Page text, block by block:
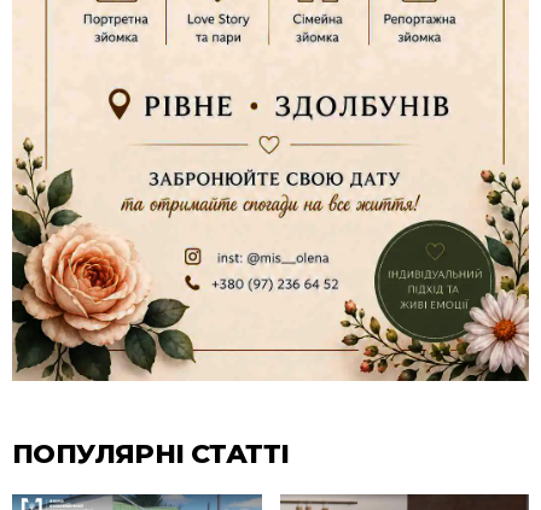
ПОПУЛЯРНІ СТАТТІ